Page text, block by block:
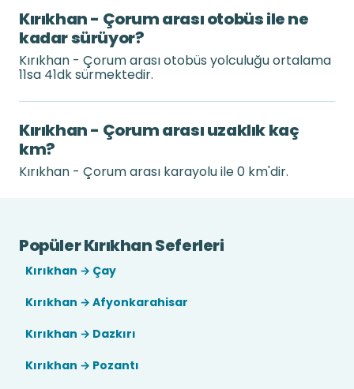
Kırıkhan - Çorum arası otobüs ile ne
kadar sürüyor?
Kırıkhan - Çorum arası otobüs yolculuğu ortalama
11sa 41dk sürmektedir.
Kırıkhan - Çorum arası uzaklık kaç
km?
Kırıkhan - Çorum arası karayolu ile 0 km'dir.
Popüler Kırıkhan Seferleri
Kırıkhan → Çay
Kırıkhan → Afyonkarahisar
Kırıkhan → Dazkırı
Kırıkhan → Pozantı